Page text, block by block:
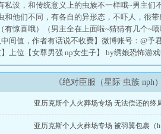
私设，和传统意义上的虫族不一样哦~男主
和他们不同，有各自的异形态，不吓人，很
有惊喜哦）（男主全在上面啦~猜猜有几个~
间值，作者有话说不收费】微博账号：@
上位【女尊男强 np女生子】 by绣娘恐怖游
《绝对臣服（星际 虫族 nph
亚历克斯个人火葬场专场 无法偿还的终
亚历克斯个人火葬场专场 被羽翼包裹（h